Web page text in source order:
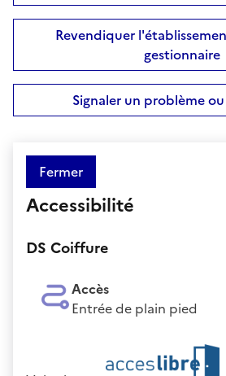
Revendiquer
gestionnaire
Signaler un problème
Fermer
Accessibilité
DS Coiffure
Accès
Entrée de plain pied